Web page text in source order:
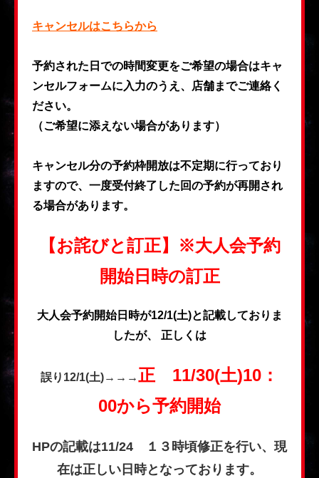
キャンセルはこちらから
予約された日での時間変更をご希望の場合はキャ
ンセルフォームに入力のうえ、店舗までご連絡く
ださい。
（ご希望に添えない場合があります）
キャンセル分の予約枠開放は不定期に行っており
ますので、一度受付終了した回の予約が再開され
る場合があります。
【お詫びと訂正】※大人会予約
開始日時の訂正
大人会予約開始日時が12/1(土)と記載しておりま
したが、
正しくは
誤り12/1(土)→→→ 正 11/30(土)10：
00から予約開始
HPの記載は11/24 １３時頃修正を行い、現
在は正しい日時となっております。